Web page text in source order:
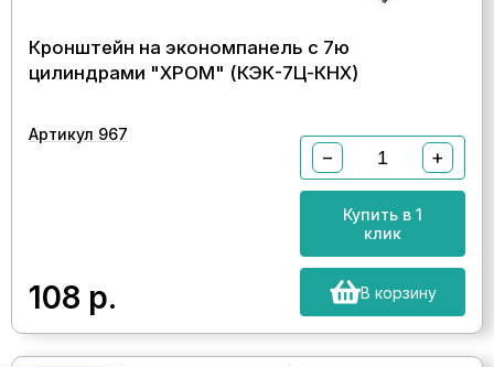
Кронштейн на экономпанель с 7ю
цилиндрами "ХРОМ" (КЭК-7Ц-КНХ)
Артикул 967
108 р.
− +
Купить в 1
клик
В корзину